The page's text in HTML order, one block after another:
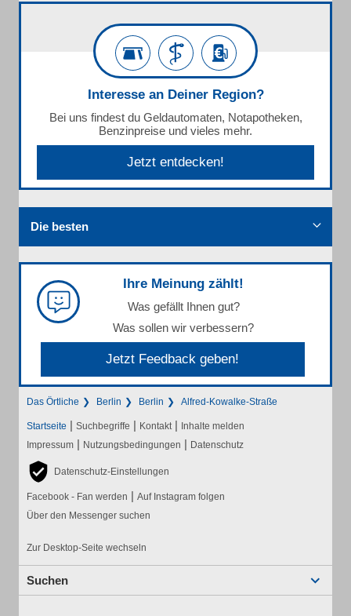
Interesse an Deiner Region?
Bei uns findest du Geldautomaten, Notapotheken,
Benzinpreise und vieles mehr.
Jetzt entdecken!
Die besten
Ihre Meinung zählt!
Was gefällt Ihnen gut?
Was sollen wir verbessern?
Jetzt Feedback geben!
Das Örtliche Berlin Berlin Alfred-Kowalke-Straße
Startseite | Suchbegriffe | Kontakt | Inhalte melden
Impressum | Nutzungsbedingungen | Datenschutz
Datenschutz-Einstellungen
Facebook - Fan werden | Auf Instagram folgen
Über den Messenger suchen
Zur Desktop-Seite wechseln
Suchen